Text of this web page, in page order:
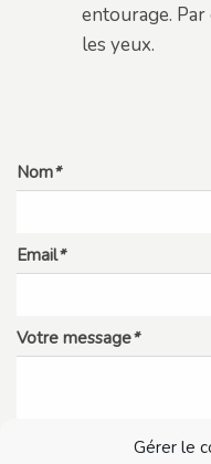
Gérer le
entourage.
les yeux.
Nom*
Email*
Votre message*